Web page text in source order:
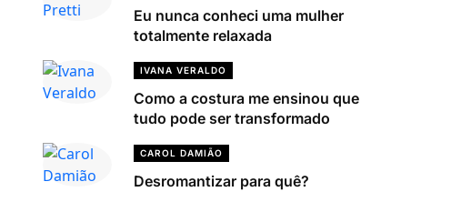
Eu nunca conheci uma mulher
totalmente relaxada
IVANA VERALDO
Como a costura me ensinou que
tudo pode ser transformado
CAROL DAMIÃO
Desromantizar para quê?